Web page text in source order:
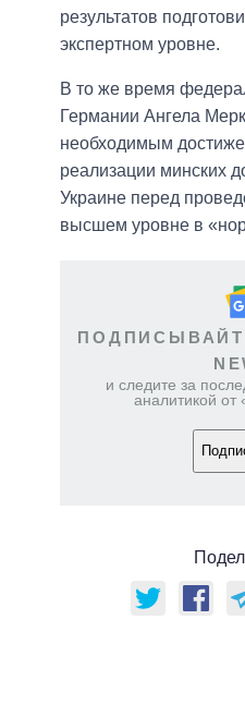
результатов
экспертном уровне.
В то же время
Германии Ангела
необходимым
реализации минских
Украине перед
высшем уровне в
и следите за
аналитикой от